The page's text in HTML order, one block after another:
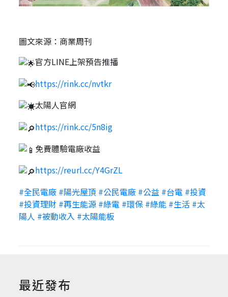
圖文來源：商業周刊
官方LINE上架預告推播
https://rink.cc/nvtkr
太陽人官網
https://rink.cc/5n8ig
免費體驗電廠收益
https://reurl.cc/Y4GrZL
#全民電廠 #陽光屋頂 #公民電廠 #公益 #台電 #投資
#投資理財 #再生能源 #綠電 #環保 #綠能 #生活 #太
陽人 #被動收入 #太陽能板
最近發布